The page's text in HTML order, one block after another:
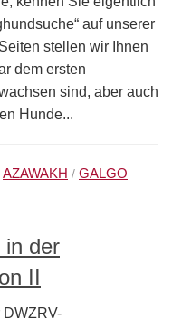
auf unserer
stellen wir Ihnen
dem ersten
sind, aber auch
Hunde...
AZAWAKH / GALGO
in der
II
DWZRV-